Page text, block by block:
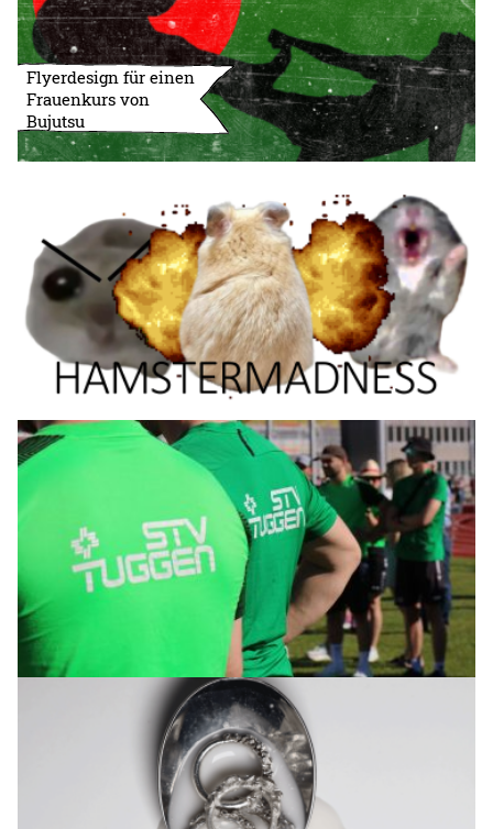
Flyerdesign für einen
Frauenkurs von
Bujutsu